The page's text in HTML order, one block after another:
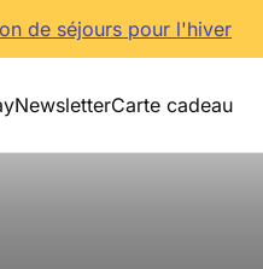
de séjours pour l'hiver
NewsletterCarte cadeau